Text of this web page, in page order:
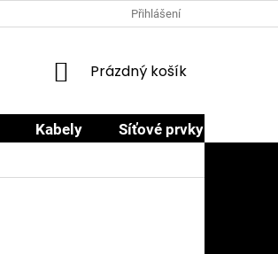
OBCHODNÍ PODMÍNKY
Přihlášení
NÁKUPNÍ
Prázdný košík
Kabely Síťové prvky